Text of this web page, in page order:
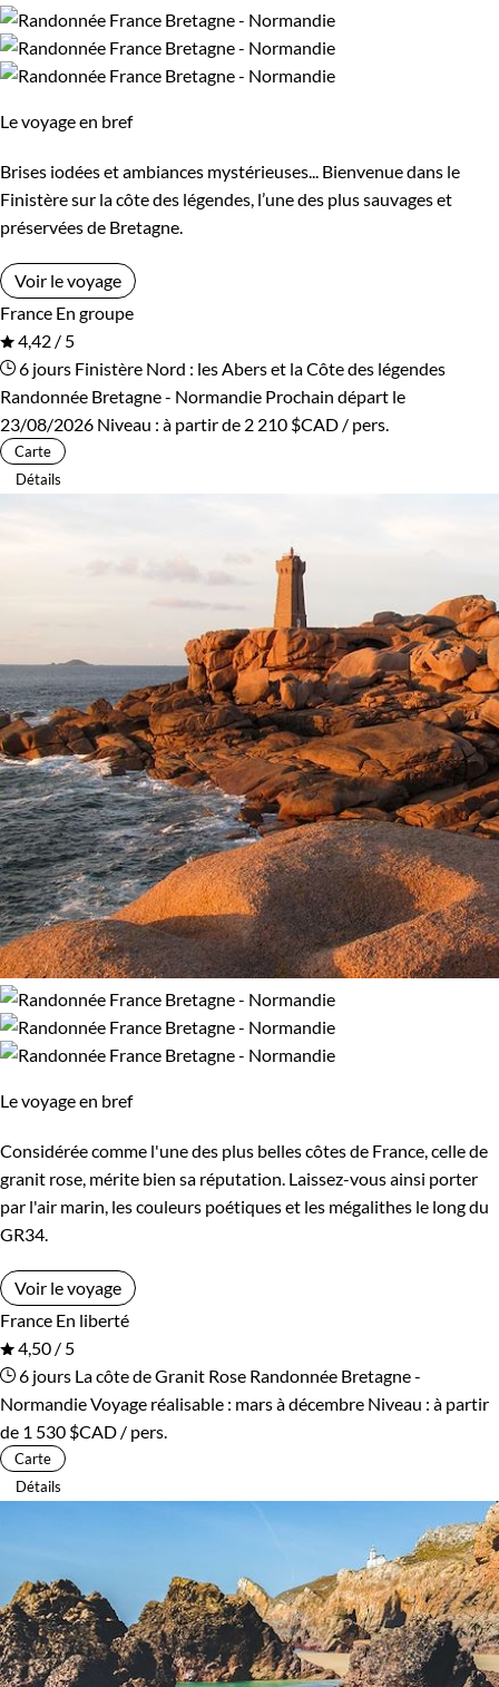
Le voyage en bref
Brises iodées et ambiances mystérieuses... Bienvenue dans le
Finistère sur la côte des légendes, l’une des plus sauvages et
préservées de Bretagne.
Voir le voyage
France En groupe
4,42 / 5
6 jours Finistère Nord : les Abers et la Côte des légendes
Randonnée Bretagne - Normandie Prochain départ le
23/08/2026 Niveau : à partir de 2 210 $CAD / pers.
Carte
Détails
Le voyage en bref
Considérée comme l'une des plus belles côtes de France, celle de
granit rose, mérite bien sa réputation. Laissez-vous ainsi porter
par l'air marin, les couleurs poétiques et les mégalithes le long du
GR34.
Voir le voyage
France En liberté
4,50 / 5
6 jours La côte de Granit Rose Randonnée Bretagne -
NormandieVoyage réalisable : mars à décembre Niveau : à partir
de 1 530 $CAD / pers.
Carte
Détails